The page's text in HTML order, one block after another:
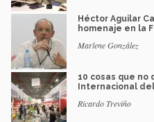
Héctor Aguilar
homenaje en la
Marlene González
10 cosas que
Internacional
Ricardo Treviño